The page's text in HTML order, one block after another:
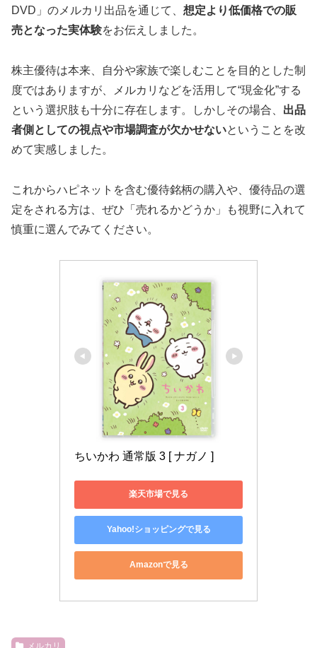
DVD」のメルカリ出品を通じて、 想定より低価格での販
売となった実体験をお伝えしました。
株主優待は本来、自分や家族で楽しむことを目的とした制
度ではありますが、メルカリなどを活用して“現金化”する
という選択肢も十分に存在します。しかしその場合、 出品
者側としての視点や市場調査が欠かせないということを改
めて実感しました。
これからハピネットを含む優待銘柄の購入や、優待品の選
定をされる方は、ぜひ「売れるかどうか」も視野に入れて
慎重に選んでみてください。
ちいかわ 通常版 3 [ ナガノ ]
楽天市場で見る
Yahoo!ショッピングで見る
Amazonで見る
メルカリ